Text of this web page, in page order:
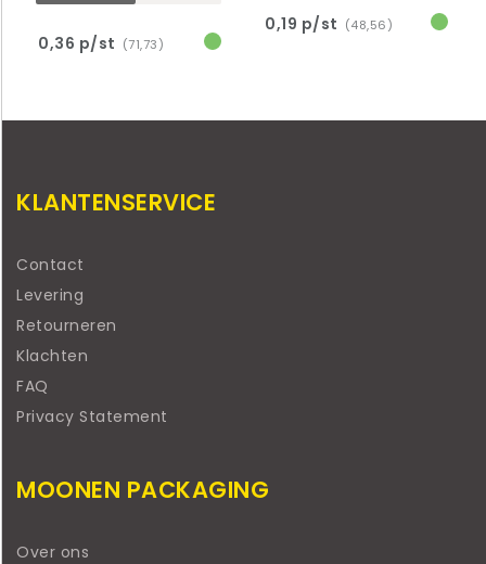
0,36 p/st (71,73)
0,19 p/st (48,56)
KLANTENSERVICE
Contact
Levering
Retourneren
Klachten
FAQ
Privacy Statement
MOONEN PACKAGING
Over ons